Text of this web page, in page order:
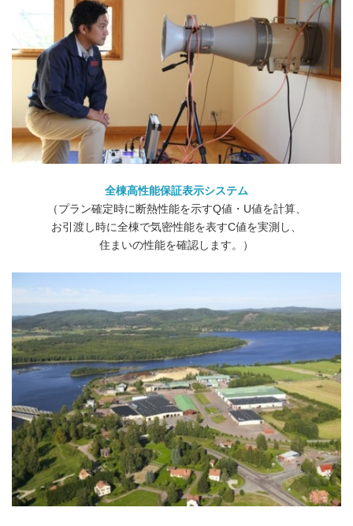
全棟高性能保証表示システム
（プラン確定時に断熱性能を示すQ値・U値を計算、
お引渡し時に全棟で気密性能を表すC値を実測し、
住まいの性能を確認します。）